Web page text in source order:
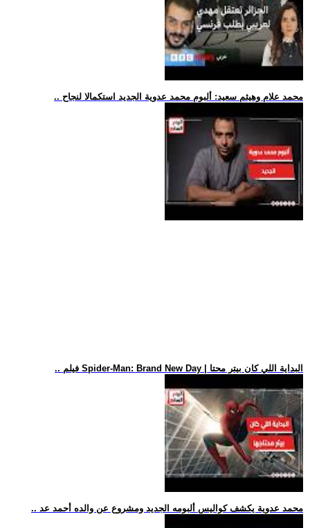
.. محمد علام وهيثم سعيد: ألبوم محمد عدوية الجديد استكمالا لنجاح
.. فيلم Spider-Man: Brand New Day | البداية اللي كان بيتر محتا
.. محمد عدوية يكشف كواليس ألبومه الجديد ومشروع عن والده أحمد عد